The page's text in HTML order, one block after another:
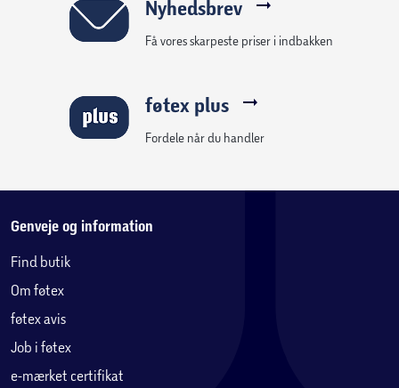
Play-appen gør det muligt at bruge TV’et som gaming-TV
uden fysisk at flytte din konsol.
mere end 10.000 apps og spil. Nyd stemmestyring med
Google Assistant, og del indhold fra dine andre enheder
Nyhedsbrev
Få vores skarpeste priser i indbakken
føtex plus
Fordele når du handler
Genveje og information
Find butik
Om føtex
føtex avis
Job i føtex
e-mærket certifikat